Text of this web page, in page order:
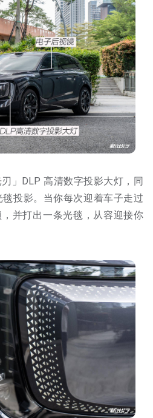
」DLP 高清数字投影大灯，同
投影。当你每次迎着车子走过
并打出一条光毯，从容迎接你